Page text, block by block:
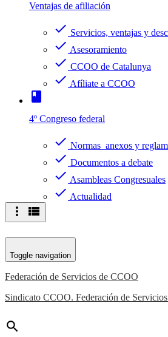
Ventajas de afiliación
check Servicios, ventajas y
check Asesoramiento
check CCOO de Catalunya
check Afíliate a CCOO
book
4º Congreso federal
check Normas anexos y
check Documentos a debate
check Asambleas Congresuales
check Actualidad
more_vert view_list
Toggle navigation
Federación de Servicios de CCOO
Sindicato CCOO. Federación de
search